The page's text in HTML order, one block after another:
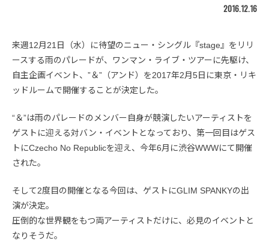
2016.12.16
来週12月21日（水）に待望のニュー・シングル『stage』をリリ
ースする雨のパレードが、ワンマン・ライブ・ツアーに先駆け、
自主企画イベント、”＆”（アンド）を2017年2月5日に東京・リキ
ッドルームで開催することが決定した。
“＆”は雨のパレードのメンバー自身が競演したいアーティストを
ゲストに迎える対バン・イベントとなっており、第一回目はゲス
トにCzecho No Republicを迎え、今年6月に渋谷WWWにて開催
された。
そして2度目の開催となる今回は、ゲストにGLIM SPANKYの出
演が決定。
圧倒的な世界観をもつ両アーティストだけに、必見のイベントと
なりそうだ。